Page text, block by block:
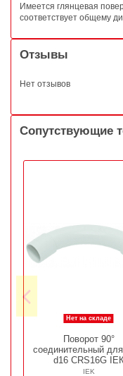
Имеется глянцевая
соответствует общему
Отзывы
Нет отзывов
Сопутствующие
Нет на складе
Поворот 90°
соединительный
d16 CRS16G
IEK